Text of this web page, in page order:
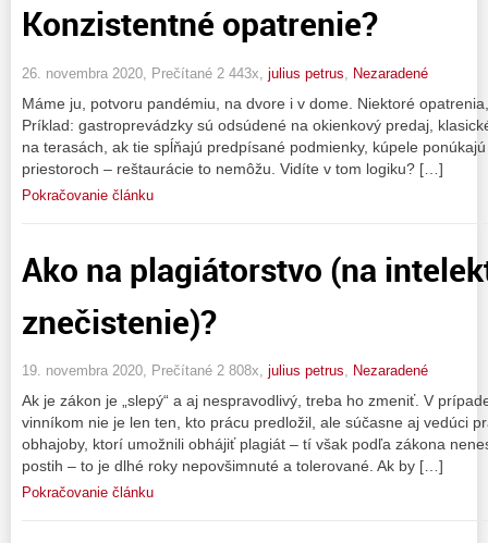
Konzistentné opatrenie?
26. novembra 2020, Prečítané 2 443x, julius petrus Nezaradené
Máme ju, potvoru pandémiu, na dvore i v dome. Niektoré
Príklad: gastroprevádzky sú odsúdené na okienkový predaj,
na terasách, ak tie spĺňajú predpísané podmienky, kúpele
priestoroch – reštaurácie to nemôžu. Vidíte v tom logiku? […]
Pokračovanie článku
Ako na plagiátorstvo (na
znečistenie)?
19. novembra 2020, Prečítané 2 808x, julius petrus, Nezaradené
Ak je zákon je „slepý“ a aj nespravodlivý, treba ho zmeniť. V
vinníkom nie je len ten, kto prácu predložil, ale súčasne aj vedúci
obhajoby, ktorí umožnili obhájiť plagiát – tí však podľa zákona
postih – to je dlhé roky nepovšimnuté a tolerované. Ak by […]
Pokračovanie článku